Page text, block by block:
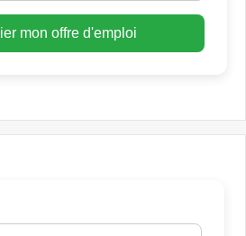
mon offre d'emploi